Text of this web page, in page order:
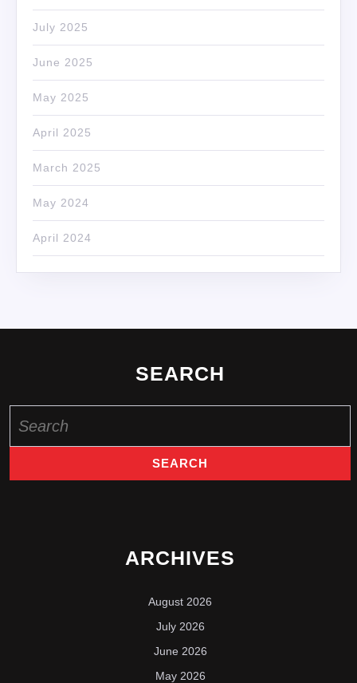
July 2025
June 2025
May 2025
April 2025
March 2025
May 2024
April 2024
SEARCH
for:
ARCHIVES
August 2026
July 2026
June 2026
May 2026